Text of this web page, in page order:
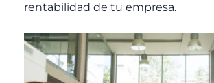
rentabilidad de tu empresa.